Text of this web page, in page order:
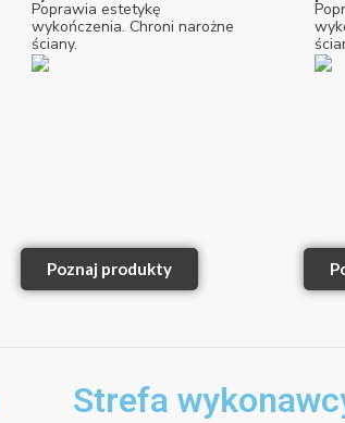
Poprawia estetykę
wykończenia. Chroni narożne
ściany.
Poznaj produkty
Strefa